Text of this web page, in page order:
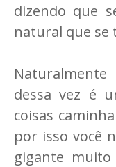
dizendo que
natural que se
dessa vez é
coisas
por isso você
gigante